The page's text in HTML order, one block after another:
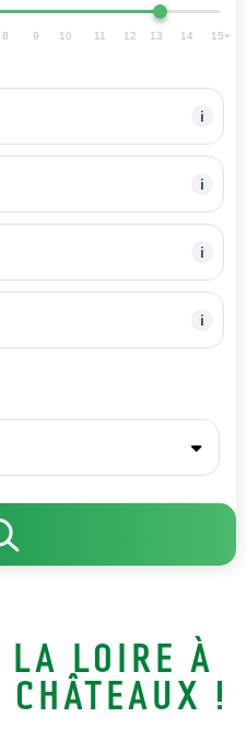
8 9 10 11 12 13 14 15+
i
i
i
i
LA LOIRE À
CHÂTEAUX !